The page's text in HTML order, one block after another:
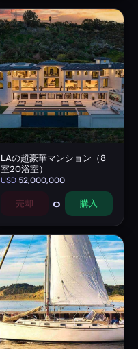
LAの超豪華マンション（8
室20浴室）
USD 52,000,000
売却 0 購入